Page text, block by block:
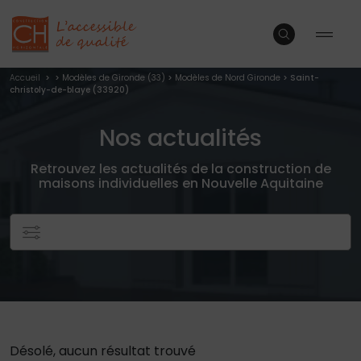
Accueil > > Modèles de Gironde (33) > Modèles de Nord Gironde > Saint-
christoly-de-blaye (33920)
Nos actualités
Retrouvez les actualités de la construction de
maisons individuelles en Nouvelle Aquitaine
Désolé, aucun résultat trouvé